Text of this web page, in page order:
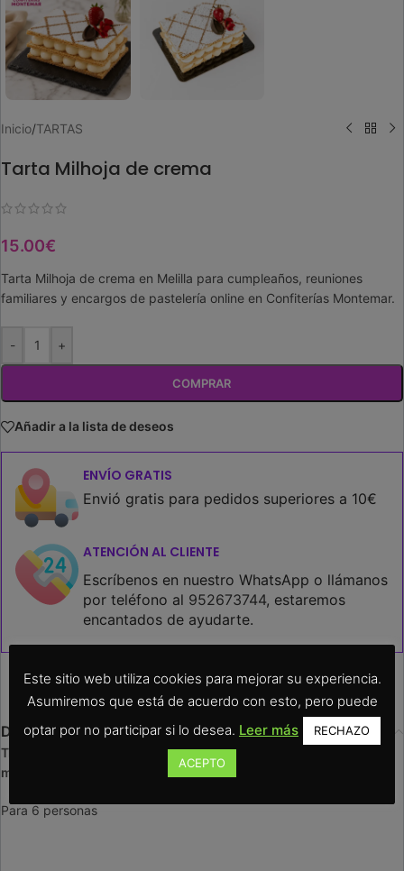
Inicio/TARTAS
Tarta Milhoja de crema
15.00€
Tarta Milhoja de crema en Melilla para cumpleaños, reuniones
familiares y encargos de pastelería online en Confiterías Montemar.
- +
COMPRAR
Añadir a la lista de deseos
ENVÍO GRATIS
Envió gratis para pedidos superiores a 10€
ATENCIÓN AL CLIENTE
Escríbenos en nuestro WhatsApp o llámanos
por teléfono al 952673744, estaremos
encantados de ayudarte.
Descripción
Tres capas de hojaldre crujiente con crema pastelera y nata
montada.
Para 6 personas
Este sitio web utiliza cookies para mejorar su experiencia.
Asumiremos que está de acuerdo con esto, pero puede
optar por no participar si lo desea. Leer más RECHAZO
ACEPTO